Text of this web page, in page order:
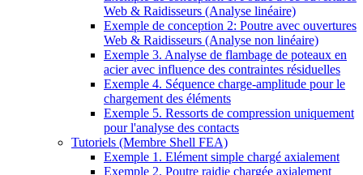
Web & Raidisseurs (Analyse linéaire)
Exemple de conception 2: Poutre avec ouvertures
Web & Raidisseurs (Analyse non linéaire)
Exemple 3. Analyse de flambage de poteaux en
acier avec influence des contraintes résiduelles
Exemple 4. Séquence charge-amplitude pour le
chargement des éléments
Exemple 5. Ressorts de compression uniquement
pour l'analyse des contacts
Tutoriels (Membre Shell FEA)
Exemple 1. Elément simple chargé axialement
Exemple 2. Poutre raidie chargée axialement